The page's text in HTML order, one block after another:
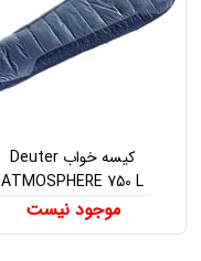
کیسه خواب Deuter
ATMOSPHERE 750 L
موجود نیست